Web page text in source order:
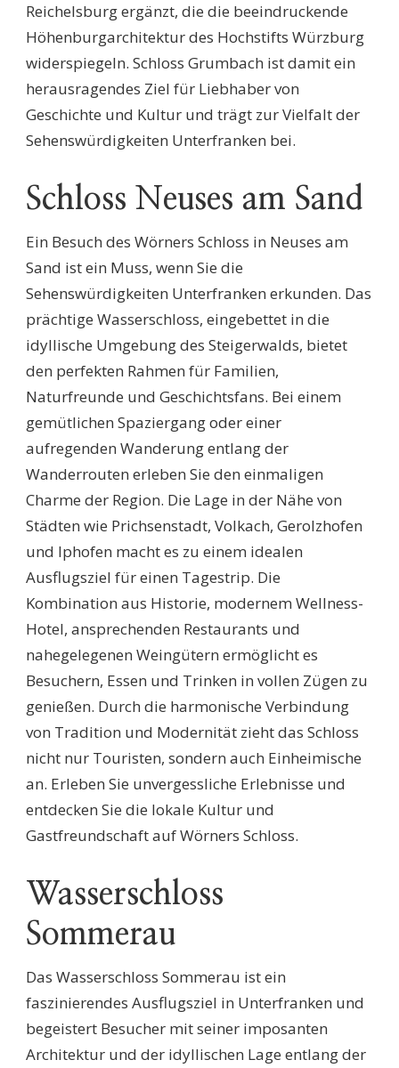
Reichelsburg ergänzt, die die beeindruckende
Höhenburgarchitektur des Hochstifts Würzburg
widerspiegeln. Schloss Grumbach ist damit ein
herausragendes Ziel für Liebhaber von
Geschichte und Kultur und trägt zur Vielfalt der
Sehenswürdigkeiten Unterfranken bei.
Schloss Neuses am Sand
Ein Besuch des Wörners Schloss in Neuses am
Sand ist ein Muss, wenn Sie die
Sehenswürdigkeiten Unterfranken erkunden. Das
prächtige Wasserschloss, eingebettet in die
idyllische Umgebung des Steigerwalds, bietet
den perfekten Rahmen für Familien,
Naturfreunde und Geschichtsfans. Bei einem
gemütlichen Spaziergang oder einer
aufregenden Wanderung entlang der
Wanderrouten erleben Sie den einmaligen
Charme der Region. Die Lage in der Nähe von
Städten wie Prichsenstadt, Volkach, Gerolzhofen
und Iphofen macht es zu einem idealen
Ausflugsziel für einen Tagestrip. Die
Kombination aus Historie, modernem Wellness-
Hotel, ansprechenden Restaurants und
nahegelegenen Weingütern ermöglicht es
Besuchern, Essen und Trinken in vollen Zügen zu
genießen. Durch die harmonische Verbindung
von Tradition und Modernität zieht das Schloss
nicht nur Touristen, sondern auch Einheimische
an. Erleben Sie unvergessliche Erlebnisse und
entdecken Sie die lokale Kultur und
Gastfreundschaft auf Wörners Schloss.
Wasserschloss
Sommerau
Das Wasserschloss Sommerau ist ein
faszinierendes Ausflugsziel in Unterfranken und
begeistert Besucher mit seiner imposanten
Architektur und der idyllischen Lage entlang der